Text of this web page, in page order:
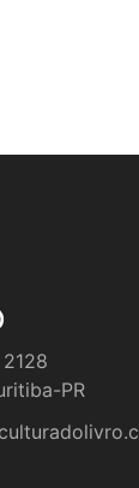
PR